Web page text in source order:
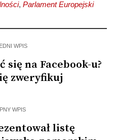
, Parlament Europejski
WPIS
się na Facebook-u?
zweryfikuj
WPIS
listę